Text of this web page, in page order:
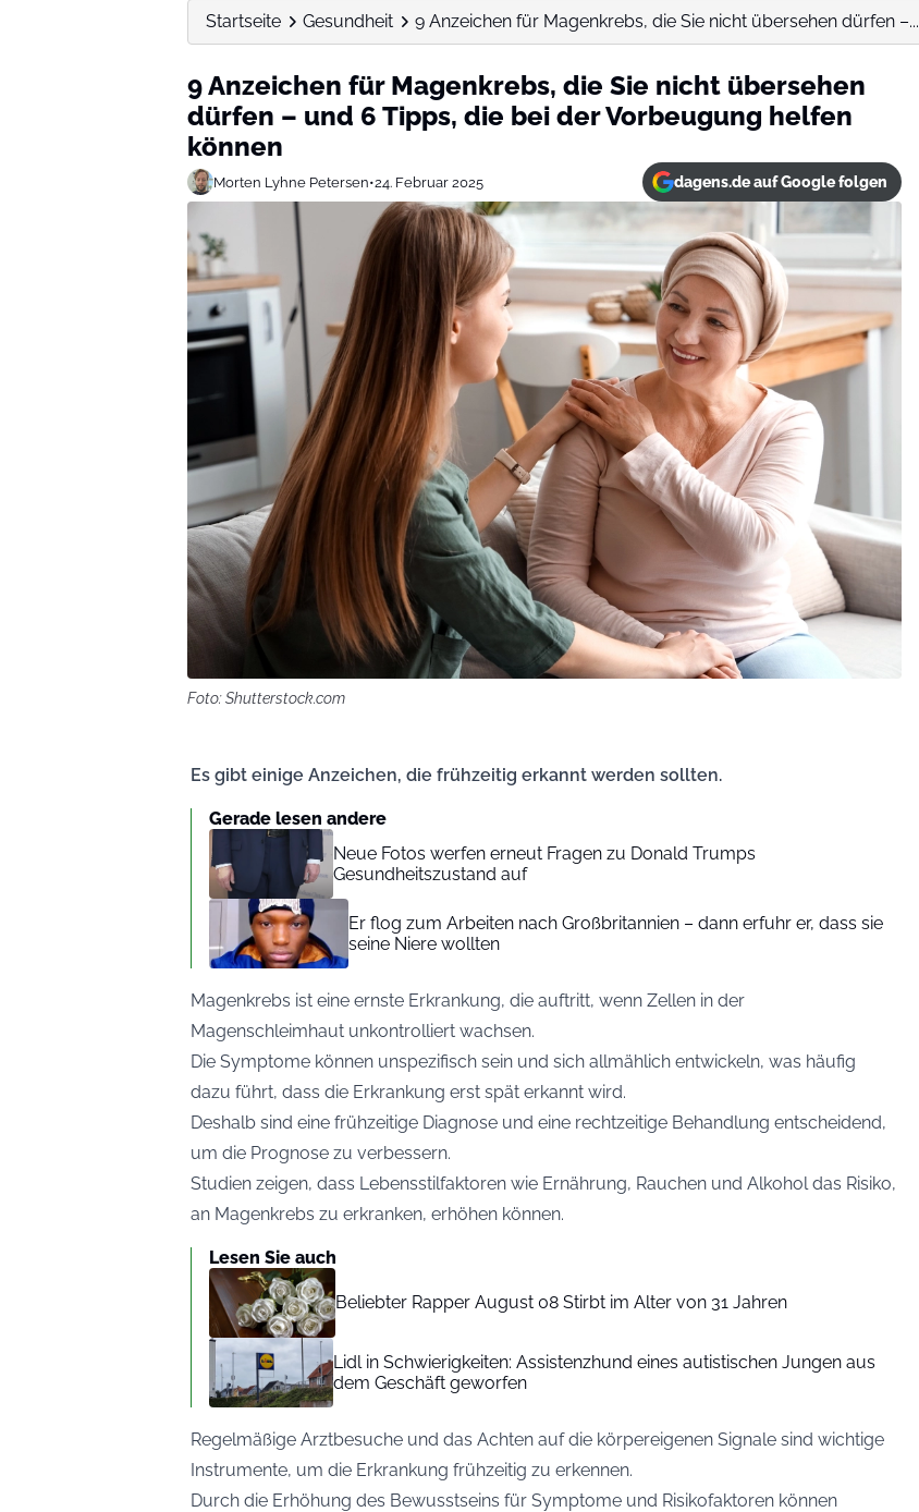
Startseite Gesundheit 9 Anzeichen für Magenkrebs, die Sie nicht übersehen dürfen –...
9 Anzeichen für Magenkrebs, die Sie nicht übersehen
dürfen – und 6 Tipps, die bei der Vorbeugung helfen
können
Morten Lyhne Petersen•24. Februar 2025 dagens.de auf Google folgen
Foto: Shutterstock.com
Es gibt einige Anzeichen, die frühzeitig erkannt werden sollten.
Gerade lesen andere
Neue Fotos werfen erneut Fragen zu Donald Trumps
Gesundheitszustand auf
Er flog zum Arbeiten nach Großbritannien – dann erfuhr er, dass sie
seine Niere wollten
Magenkrebs ist eine ernste Erkrankung, die auftritt, wenn Zellen in der
Magenschleimhaut unkontrolliert wachsen.
Die Symptome können unspezifisch sein und sich allmählich entwickeln, was häufig
dazu führt, dass die Erkrankung erst spät erkannt wird.
Deshalb sind eine frühzeitige Diagnose und eine rechtzeitige Behandlung entscheidend,
um die Prognose zu verbessern.
Studien zeigen, dass Lebensstilfaktoren wie Ernährung, Rauchen und Alkohol das Risiko,
an Magenkrebs zu erkranken, erhöhen können.
Lesen Sie auch
Beliebter Rapper August 08 Stirbt im Alter von 31 Jahren
Lidl in Schwierigkeiten: Assistenzhund eines autistischen Jungen aus
dem Geschäft geworfen
Regelmäßige Arztbesuche und das Achten auf die körpereigenen Signale sind wichtige
Instrumente, um die Erkrankung frühzeitig zu erkennen.
Durch die Erhöhung des Bewusstseins für Symptome und Risikofaktoren können